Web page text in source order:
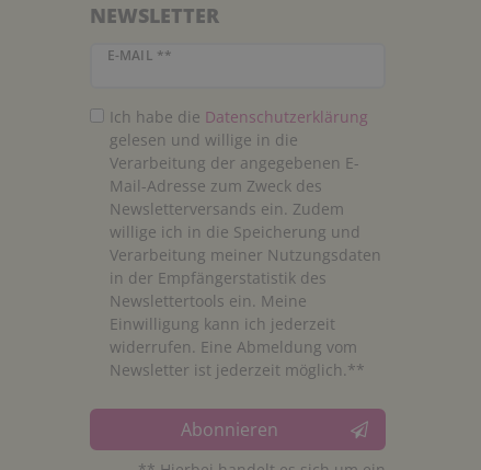
NEWSLETTER
E-MAIL **
Newsletter Honig
Ich habe die Daten­schutz­erklärung
gelesen und willige in die
Verarbeitung der angegebenen E-
Mail-Adresse zum Zweck des
Newsletterversands ein. Zudem
willige ich in die Speicherung und
Verarbeitung meiner Nutzungsdaten
in der Empfängerstatistik des
Newslettertools ein. Meine
Einwilligung kann ich jederzeit
widerrufen. Eine Abmeldung vom
Newsletter ist jederzeit möglich.**
Abonnieren